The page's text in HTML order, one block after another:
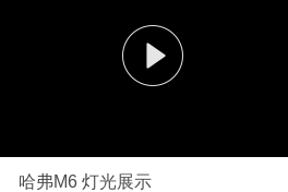
哈弗M6 灯光展示